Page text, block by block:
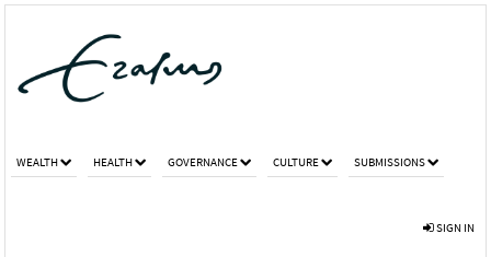
WEALTH HEALTH GOVERNANCE CULTURE SUBMISSIONS
SIGN IN